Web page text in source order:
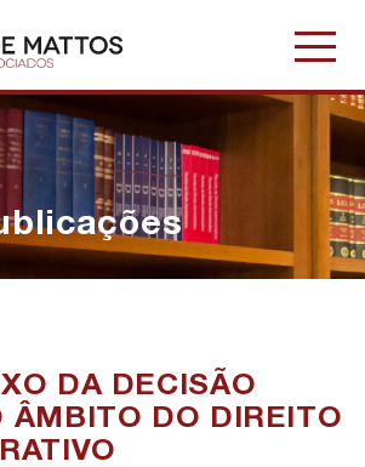
DA DECISÃO
ÂMBITO DO DIREITO